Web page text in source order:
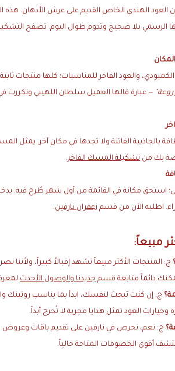
الهندي الخاص القديم على عرش الأدهان. هذه
الرسمي بلا ضجيج وتدوم طوال اليوم. تصفح
والعود الفاخر للمناسبات؛ كلها منتجات
— عبارة قالها العميل سلطان اللهيبي
الفاتنة ولا تجدها في مكان آخر. يمثل
بك من تشكيلة المسك الفاخر.
استحق مكانه في القائمة من أول شهر طُرح فيه.
اطلبه الآن من قسم زعفران نارفين.
مبيعاً:
ج: المنتجات الأكثر مبيعاً تشهد إقبالاً كبيراً،
دائماً متابعة قسم جديدنا والوصول الأحدث
ج: إن كنت تبحث لنفسك، ابدأ بما يناسب
العود تمثل هدايا مجربة لا تُحرج أبداً.
ج: نعم، نحرص في نارفين على تقديم باقات وعروض
أقوى الخصومات المتاحة حالياً.